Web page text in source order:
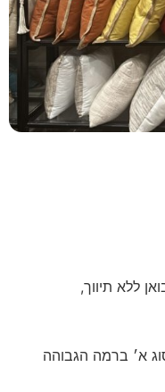
ללא תיווך,
סוג א׳ ברמה הגבוהה